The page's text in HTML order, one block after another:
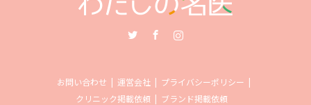
お問い合わせ 運営会社
プライバシーポリシー
クリニック掲載依頼
ブランド掲載依頼